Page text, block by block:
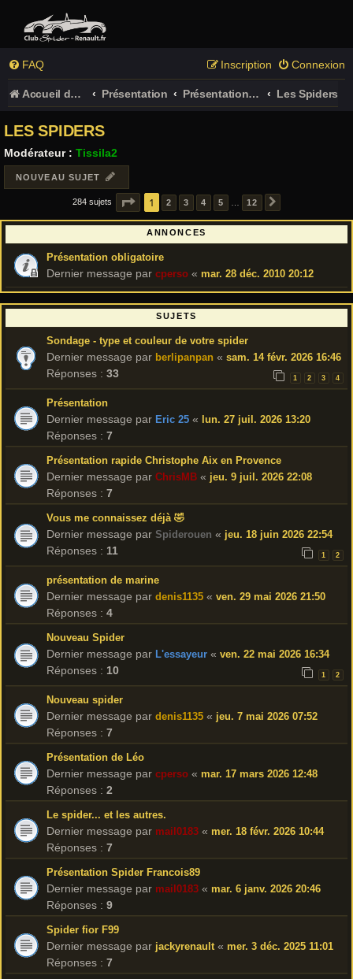
FAQ Connexion
Inscription
Accueil du forum Présentation Présentation des membres (obligatoire !) Les Spiders
LES SPIDERS
Modérateur : Tissila2
NOUVEAU SUJET
284 sujets PAGE1 SUR 12
1 2 3 4 5 12
ANNONCES
Présentation obligatoire
Dernier message par cperso « mar. 28 déc. 2010 20:12
SUJETS
Sondage - type et couleur de votre spider
Dernier message par berlipanpan « sam. 14 févr. 2026 16:46
Réponses : 33 1 2 3 4
Présentation
Dernier message par Eric 25 « lun. 27 juil. 2026 13:20
Réponses : 7
Présentation rapide Christophe Aix en Provence
Dernier message par ChrisMB « jeu. 9 juil. 2026 22:08
Réponses : 7
Vous me connaissez déjà 🤣
Dernier message par Spiderouen « jeu. 18 juin 2026 22:54
Réponses : 11 1 2
présentation de marine
Dernier message par denis1135 « ven. 29 mai 2026 21:50
Réponses : 4
Nouveau Spider
Dernier message par L'essayeur « ven. 22 mai 2026 16:34
Réponses : 10 1 2
Nouveau spider
Dernier message par denis1135 « jeu. 7 mai 2026 07:52
Réponses : 7
Présentation de Léo
Dernier message par cperso « mar. 17 mars 2026 12:48
Réponses : 2
Le spider... et les autres.
Dernier message par mail0183 « mer. 18 févr. 2026 10:44
Réponses : 7
Présentation Spider Francois89
Dernier message par mail0183 « mar. 6 janv. 2026 20:46
Réponses : 9
Spider fior F99
Dernier message par jackyrenault « mer. 3 déc. 2025 11:01
Réponses : 7